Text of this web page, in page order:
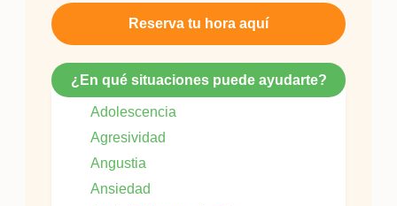
Reserva tu hora aquí
¿En qué situaciones puede ayudarte?
Adolescencia
Agresividad
Angustia
Ansiedad